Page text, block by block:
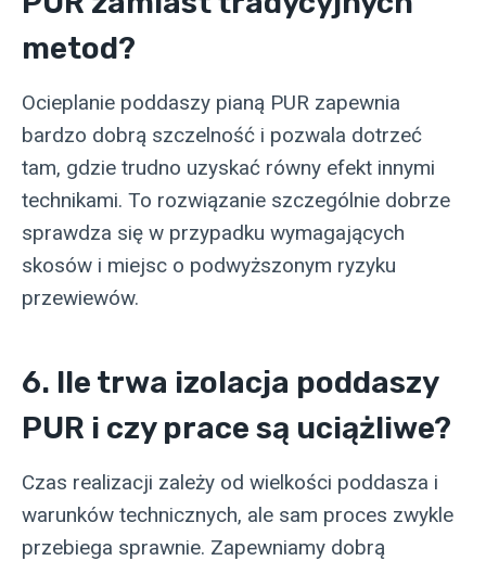
metod?
Ocieplanie poddaszy pianą PUR zapewnia
bardzo dobrą szczelność i pozwala dotrzeć
tam, gdzie trudno uzyskać równy efekt innymi
technikami. To rozwiązanie szczególnie dobrze
sprawdza się w przypadku wymagających
skosów i miejsc o podwyższonym ryzyku
przewiewów.
6. Ile trwa izolacja poddaszy
PUR i czy prace są uciążliwe?
Czas realizacji zależy od wielkości poddasza i
warunków technicznych, ale sam proces zwykle
przebiega sprawnie. Zapewniamy dobrą